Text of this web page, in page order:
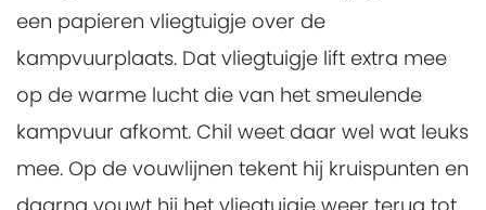
een papieren vliegtuigje over de
kampvuurplaats. Dat vliegtuigje lift extra mee
op de warme lucht die van het smeulende
kampvuur afkomt. Chil weet daar wel wat leuks
mee. Op de vouwlijnen tekent hij kruispunten en